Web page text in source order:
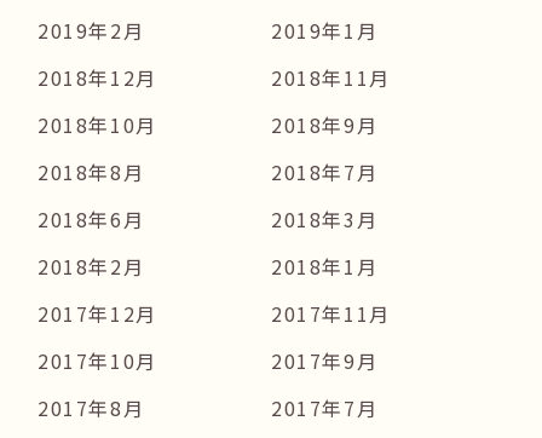
2019年2月
2019年1月
2018年12月
2018年11月
2018年10月
2018年9月
2018年8月
2018年7月
2018年6月
2018年3月
2018年2月
2018年1月
2017年12月
2017年11月
2017年10月
2017年9月
2017年8月
2017年7月